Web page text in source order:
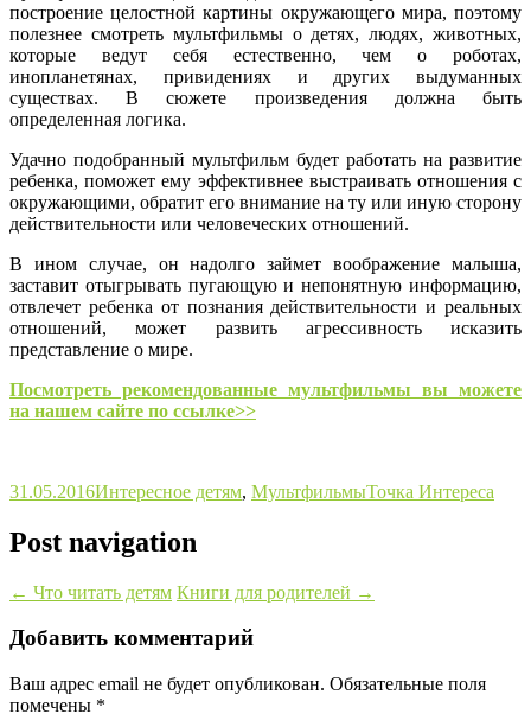
построение целостной картины окружающего мира, поэтому
полезнее смотреть мультфильмы о детях, людях, животных,
которые ведут себя естественно, чем о роботах,
инопланетянах, привидениях и других выдуманных
существах. В сюжете произведения должна быть
определенная логика.
Удачно подобранный мультфильм будет работать на развитие
ребенка, поможет ему эффективнее выстраивать отношения с
окружающими, обратит его внимание на ту или иную сторону
действительности или человеческих отношений.
В ином случае, он надолго займет воображение малыша,
заставит отыгрывать пугающую и непонятную информацию,
отвлечет ребенка от познания действительности и реальных
отношений, может развить агрессивность исказить
представление о мире.
Посмотреть рекомендованные мультфильмы вы можете
на нашем сайте по ссылке>>
31.05.2016Интересное детям, МультфильмыТочка Интереса
Post navigation
← Что читать детям Книги для родителей →
Добавить комментарий
Ваш адрес email не будет опубликован. Обязательные поля
помечены *